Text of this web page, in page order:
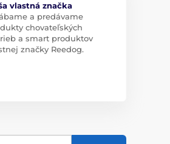
vlastná značka
a predávame
chovateľských
a smart produktov
značky Reedog.